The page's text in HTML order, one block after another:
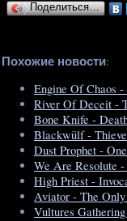
Поделиться…
Похожие новости:
Engine Of Chaos
River Of Deceit -
Bone Knife -
Blackwülf -
Dust Prophet -
We Are Resolute
High Priest -
Aviator - The
Vultures